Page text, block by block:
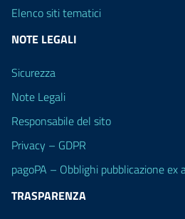
Elenco siti tematici
NOTE LEGALI
Sicurezza
Note Legali
Responsabile del sito
Privacy – GDPR
pagoPA – Obblighi pubblicazione
TRASPARENZA